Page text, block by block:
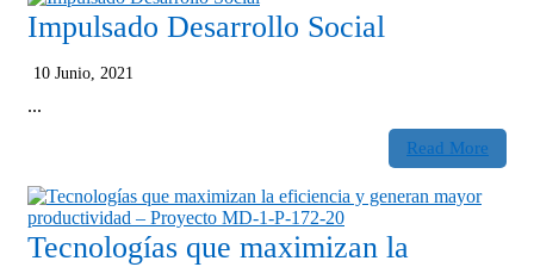
Impulsado Desarrollo Social
10 Junio, 2021
...
Read More
Tecnologías que maximizan la